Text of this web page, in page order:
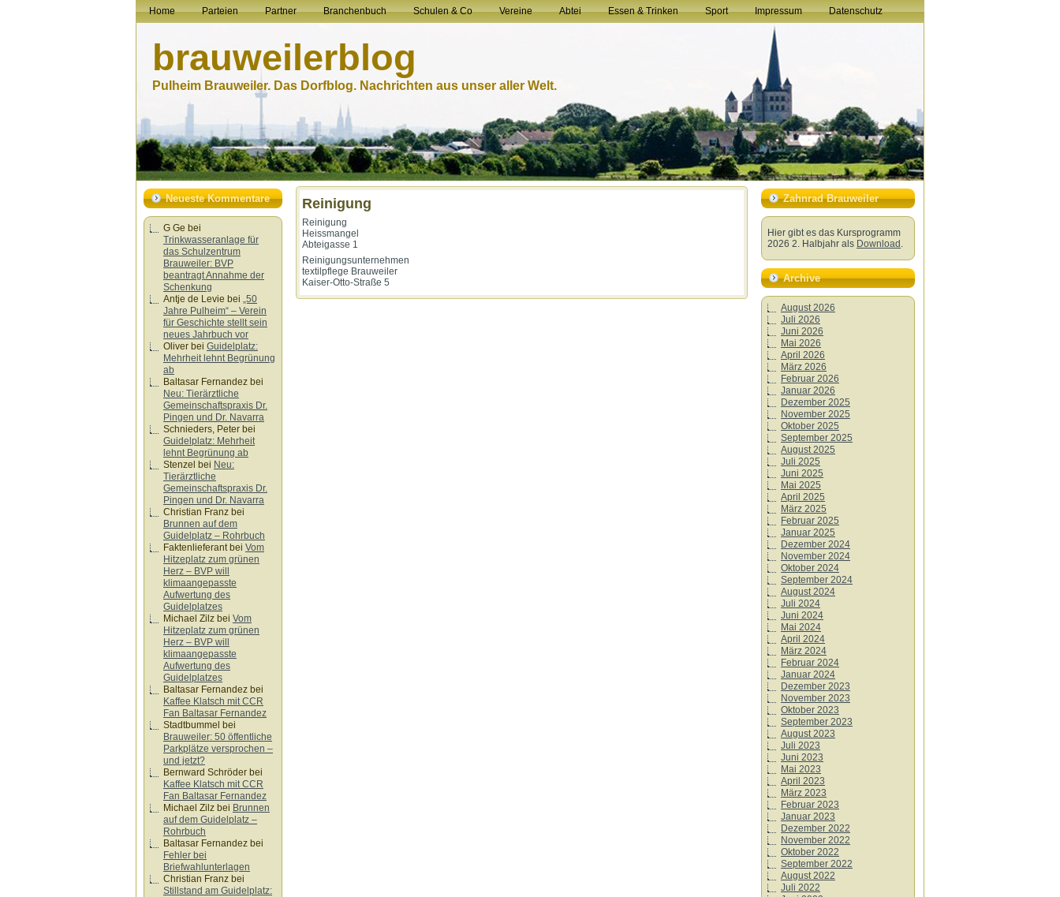
Home Parteien Partner Branchenbuch Schulen & Co Vereine Abtei Essen & Trinken Sport Impressum Datenschutz
brauweilerblog
Pulheim Brauweiler. Das Dorfblog. Nachrichten aus unser aller Welt.
Neueste Kommentare
G Ge bei
Trinkwasseranlage für
das Schulzentrum
Brauweiler: BVP
beantragt Annahme der
Schenkung
Antje de Levie bei „50
Jahre Pulheim“ – Verein
für Geschichte stellt sein
neues Jahrbuch vor
Oliver bei Guidelplatz:
Mehrheit lehnt Begrünung
ab
Baltasar Fernandez bei
Neu: Tierärztliche
Gemeinschaftspraxis Dr.
Pingen und Dr. Navarra
Schnieders, Peter bei
Guidelplatz: Mehrheit
lehnt Begrünung ab
Stenzel bei Neu:
Tierärztliche
Gemeinschaftspraxis Dr.
Pingen und Dr. Navarra
Christian Franz bei
Brunnen auf dem
Guidelplatz – Rohrbuch
Faktenlieferantbei Vom
Hitzeplatz zum grünen
Herz – BVP will
klimaangepasste
Aufwertung des
Guidelplatzes
Michael Zilz bei Vom
Hitzeplatz zum grünen
Herz – BVP will
klimaangepasste
Aufwertung des
Guidelplatzes
Baltasar Fernandez bei
Kaffee Klatsch mit CCR
Fan Baltasar Fernandez
Stadtbummel bei
Brauweiler: 50 öffentliche
Parkplätze versprochen –
und jetzt?
Bernward Schröder bei
Kaffee Klatsch mit CCR
Fan Baltasar Fernandez
Michael Zilz bei Brunnen
auf dem Guidelplatz –
Rohrbuch
Baltasar Fernandez bei
Fehler bei
Briefwahlunterlagen
Christian Franz bei
Stillstand am Guidelplatz:
Reinigung
Reinigung
Heissmangel
Abteigasse 1
Reinigungsunternehmen
textilpflege Brauweiler
Kaiser-Otto-Straße 5
Zahnrad Brauweiler
Hier gibt es das Kursprogramm
2026 2. Halbjahr als Download .
Archive
August 2026
Juli 2026
Juni 2026
Mai 2026
April 2026
März 2026
Februar 2026
Januar 2026
Dezember 2025
November 2025
Oktober 2025
September 2025
August 2025
Juli 2025
Juni 2025
Mai 2025
April 2025
März 2025
Februar 2025
Januar 2025
Dezember 2024
November 2024
Oktober 2024
September 2024
August 2024
Juli 2024
Juni 2024
Mai 2024
April 2024
März 2024
Februar 2024
Januar 2024
Dezember 2023
November 2023
Oktober 2023
September 2023
August 2023
Juli 2023
Juni 2023
Mai 2023
April 2023
März 2023
Februar 2023
Januar 2023
Dezember 2022
November 2022
Oktober 2022
September 2022
August 2022
Juli 2022